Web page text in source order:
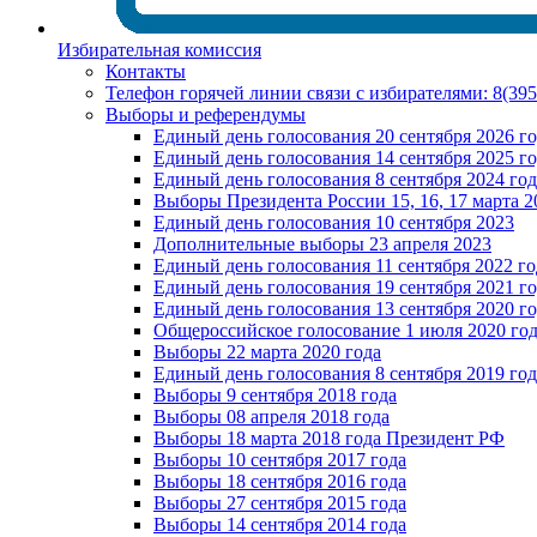
Избирательная комиссия
Контакты
Телефон горячей линии связи с избирателями:
Выборы и референдумы
Единый день голосования 20 сентября 2026
Единый день голосования 14 сентября 2025
Единый день голосования 8 сентября 2024
Выборы Президента России 15, 16, 17 марта
Единый день голосования 10 сентября 2023
Дополнительные выборы 23 апреля 2023
Единый день голосования 11 сентября 2022
Единый день голосования 19 сентября 2021
Единый день голосования 13 сентября 2020
Общероссийское голосование 1 июля 2020
Выборы 22 марта 2020 года
Единый день голосования 8 сентября 2019
Выборы 9 сентября 2018 года
Выборы 08 апреля 2018 года
Выборы 18 марта 2018 года Президент РФ
Выборы 10 сентября 2017 года
Выборы 18 сентября 2016 года
Выборы 27 сентября 2015 года
Выборы 14 сентября 2014 года